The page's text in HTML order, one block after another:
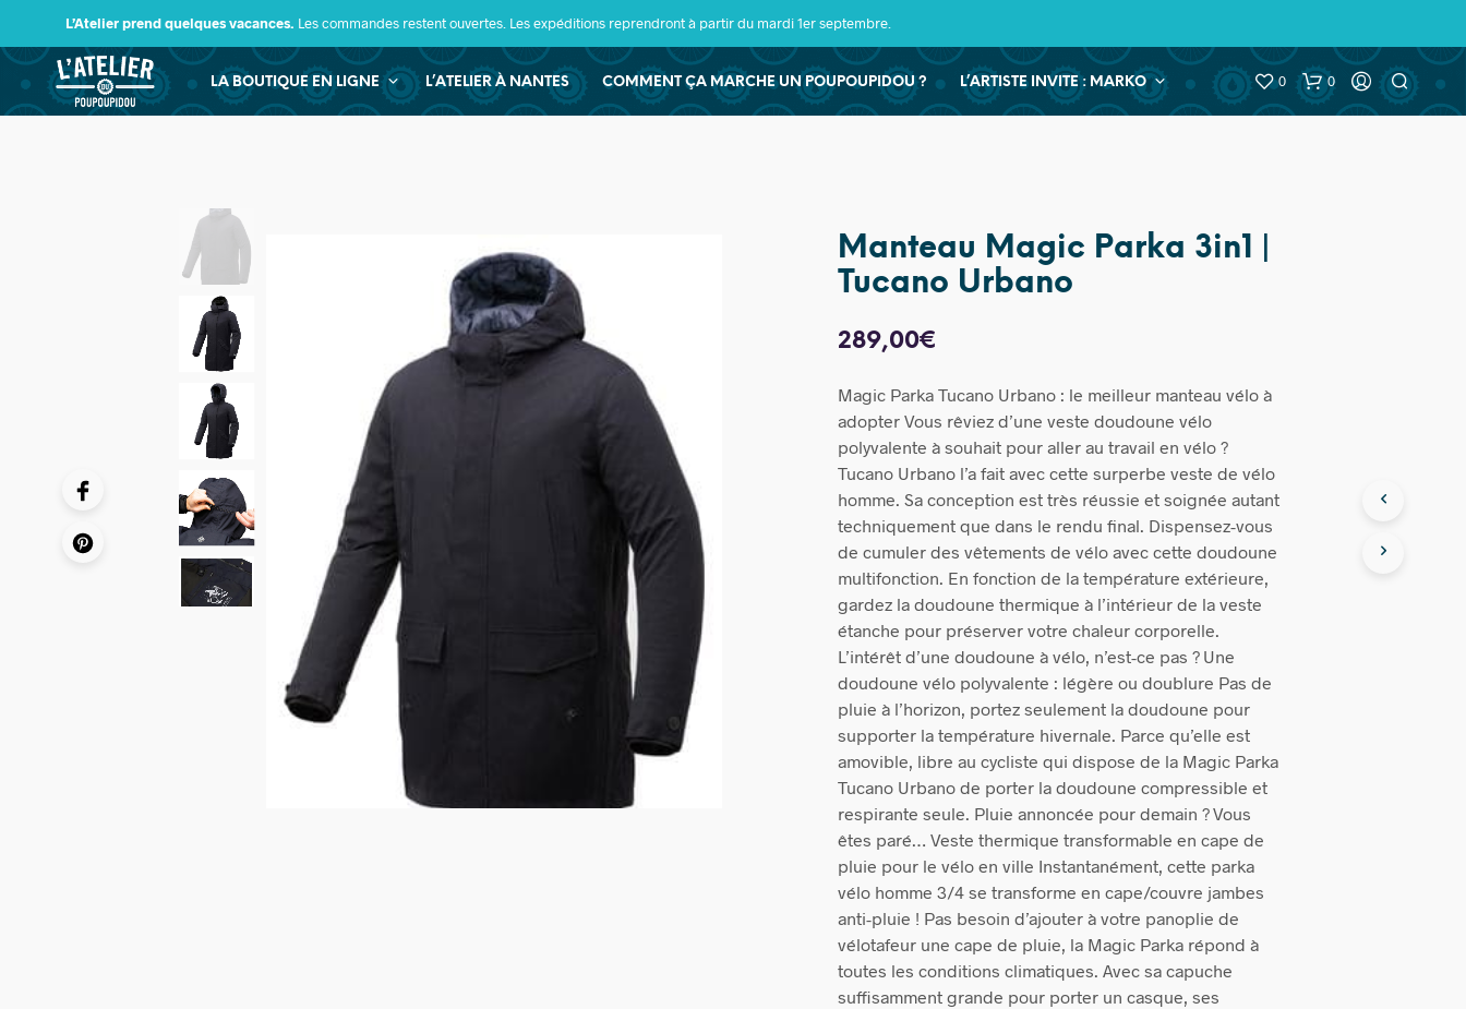
L’Atelier prend quelques vacances. Les commandes restent ouvertes. Les expéditions reprendront à partir du mardi 1er septembre.
LA BOUTIQUE EN LIGNE L’ATELIER À NANTES COMMENT ÇA MARCHE UN POUPOUPIDOU ? L’ARTISTE INVITE : MARKO 0 0
Manteau Magic Parka 3in1 |
Tucano Urbano
289,00€
Magic Parka Tucano Urbano : le meilleur manteau vélo à
adopter Vous rêviez d’une veste doudoune vélo
polyvalente à souhait pour aller au travail en vélo ?
Tucano Urbano l’a fait avec cette surperbe veste de vélo
homme. Sa conception est très réussie et soignée autant
techniquement que dans le rendu final. Dispensez-vous
de cumuler des vêtements de vélo avec cette doudoune
multifonction. En fonction de la température extérieure,
gardez la doudoune thermique à l’intérieur de la veste
étanche pour préserver votre chaleur corporelle.
L’intérêt d’une doudoune à vélo, n’est-ce pas ? Une
doudoune vélo polyvalente : légère ou doublure Pas de
pluie à l’horizon, portez seulement la doudoune pour
supporter la température hivernale. Parce qu’elle est
amovible, libre au cycliste qui dispose de la Magic Parka
Tucano Urbano de porter la doudoune compressible et
respirante seule. Pluie annoncée pour demain ? Vous
êtes paré… Veste thermique transformable en cape de
pluie pour le vélo en ville Instantanément, cette parka
vélo homme 3/4 se transforme en cape/couvre jambes
anti-pluie ! Pas besoin d’ajouter à votre panoplie de
vélotafeur une cape de pluie, la Magic Parka répond à
toutes les conditions climatiques. Avec sa capuche
suffisamment grande pour porter un casque, ses